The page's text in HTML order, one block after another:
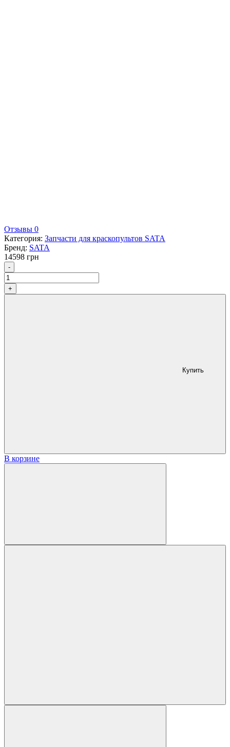
Отзывы 0
Категория: Запчасти для краскопультов SATA
Бренд: SATA
14598 грн
- Количество
+
Купить
В корзине